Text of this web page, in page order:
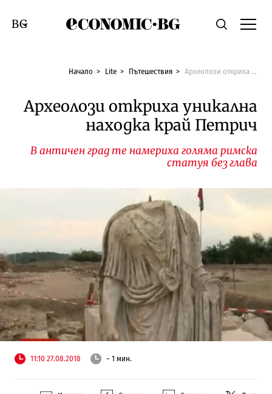
Economic.bgТърсене
Смяна на език
Начало Lite Пътешествия Археолози откриха уникална находка край Петрич
Археолози откриха уникална
находка край Петрич
В античен град те намериха голяма римска
статуя без глава
11:10 27.08.2018 ~ 1 мин.